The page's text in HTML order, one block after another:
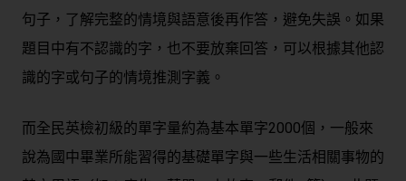
句子，了解完整的情境與語意後再作答，避免失誤。如果
題目中有不認識的字，也不要放棄回答，可以根據其他認
識的字或句子的情境推測字義。
而全民英檢初級的單字量約為基本單字2000個 ，一般來
說為國中畢業所能習得的基礎單字與一些生活相關事物的